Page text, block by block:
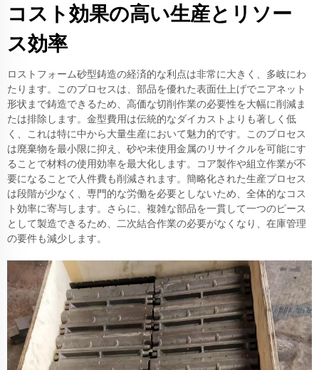
コスト効果の高い生産とリソー
ス効率
ロストフォーム砂型鋳造の経済的な利点は非常に大きく、多岐にわ
たります。このプロセスは、部品を優れた表面仕上げでニアネット
形状まで鋳造できるため、高価な切削作業の必要性を大幅に削減ま
たは排除します。金型費用は伝統的なダイカストよりも著しく低
く、これは特に中から大量生産において魅力的です。このプロセス
は廃棄物を最小限に抑え、砂や未使用金属のリサイクルを可能にす
ることで材料の使用効率を最大化します。コア製作や組立作業が不
要になることで人件費も削減されます。簡略化された生産プロセス
は段階が少なく、専門的な労働を必要としないため、全体的なコス
ト効率に寄与します。さらに、複雑な部品を一貫して一つのピース
として製造できるため、二次結合作業の必要がなくなり、在庫管理
の要件も減少します。